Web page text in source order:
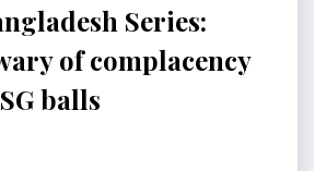
Series:
of complacency
balls